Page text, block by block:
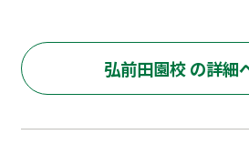
弘前田園校 の詳細